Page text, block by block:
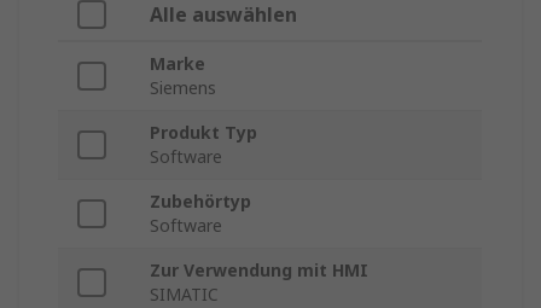
Alle auswählen
Marke
Siemens
Produkt Typ
Software
Zubehörtyp
Software
Zur Verwendung mit HMI
SIMATIC